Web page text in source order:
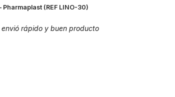
(REF LINO-30)
rápido y buen producto